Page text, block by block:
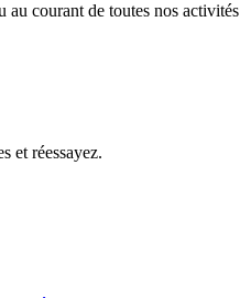
courant de toutes nos activités
et réessayez.